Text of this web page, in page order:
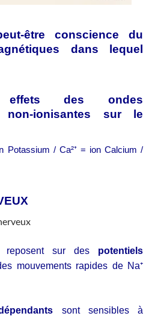
être conscience du
dans lequel
des ondes
non-ionisantes sur le
Potassium / Ca²⁺ = ion Calcium /
reposent sur des potentiels
mouvements rapides de Na⁺
sont sensibles à